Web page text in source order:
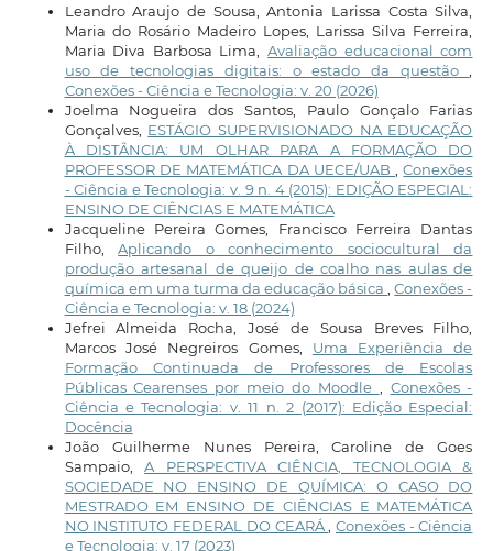
Leandro Araujo de Sousa, Antonia Larissa Costa Silva,
Maria do Rosário Madeiro Lopes, Larissa Silva Ferreira,
Maria Diva Barbosa Lima,Avaliação educacional com
uso de tecnologias digitais: o estado da questão
Conexões - Ciência e Tecnologia: v. 20 (2026)
Joelma Nogueira dos Santos, Paulo Gonçalo Farias
Gonçalves, ESTÁGIO SUPERVISIONADO NA EDUCAÇÃO
À DISTÂNCIA: UM OLHAR PARA A FORMAÇÃO DO
PROFESSOR DE MATEMÁTICA DA UECE/UAB
,Conexões
- Ciência e Tecnologia: v. 9 n. 4 (2015): EDIÇÃO ESPECIAL:
ENSINO DE CIÊNCIAS E MATEMÁTICA
Jacqueline Pereira Gomes, Francisco Ferreira Dantas
Filho,Aplicando o conhecimento sociocultural da
produção artesanal de queijo de coalho nas aulas de
química em uma turma da educação básica
,Conexões -
Ciência e Tecnologia: v. 18 (2024)
Jefrei Almeida Rocha, José de Sousa Breves Filho,
Marcos José Negreiros Gomes, Uma Experiência de
Formação Continuada de Professores de Escolas
Públicas Cearenses por meio do Moodle
Conexões -
Ciência e Tecnologia: v. 11 n. 2 (2017): Edição Especial:
Docência
João Guilherme Nunes Pereira, Caroline de Goes
Sampaio,A PERSPECTIVA CIÊNCIA, TECNOLOGIA &
SOCIEDADE NO ENSINO DE QUÍMICA: O CASO DO
MESTRADO EM ENSINO DE CIÊNCIAS E MATEMÁTICA
NO INSTITUTO FEDERAL DO CEARÁ
Conexões - Ciência
e Tecnologia: v. 17 (2023)